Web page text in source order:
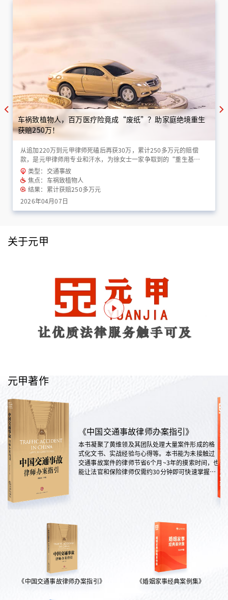
车祸致植物人，百万医疗险竟成“废纸”？助家庭绝境重生
获赔250万！
从追加220万到元甲律师死磕后再获30万，累计250多万元的赔偿
款，是元甲律师用专业和汗水，为徐女士一家争取到的“重生基
金”！
类型：交通事故
焦点：车祸致植物人
结果：累计获赔250多万元
2026年04月07日
关于元甲
元甲著作
《中国交通事故律师办案指引》
本书凝聚了黄维领及其团队处理大量案件形成的格
式化文书、实战经验与心得等。本书能为未接触过
交通事故案件的律师节省6个月~3年的摸索时间，也
能让法官和保险律师仅需约30分钟即可快速掌握案
《中国交通事故律师办案指引》 《婚姻家事经典案例集》